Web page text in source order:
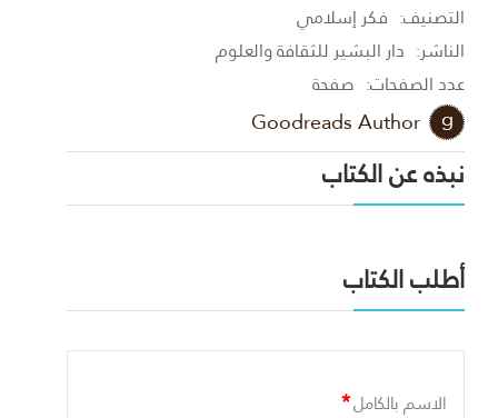
التصنيف: فكر إسلامي
الناشر: دار البشير للثقافة والعلوم
عدد الصفحات: صفحة
Goodreads Author
نبذه عن الكتاب
أطلب الكتاب
الاسم بالكامل*